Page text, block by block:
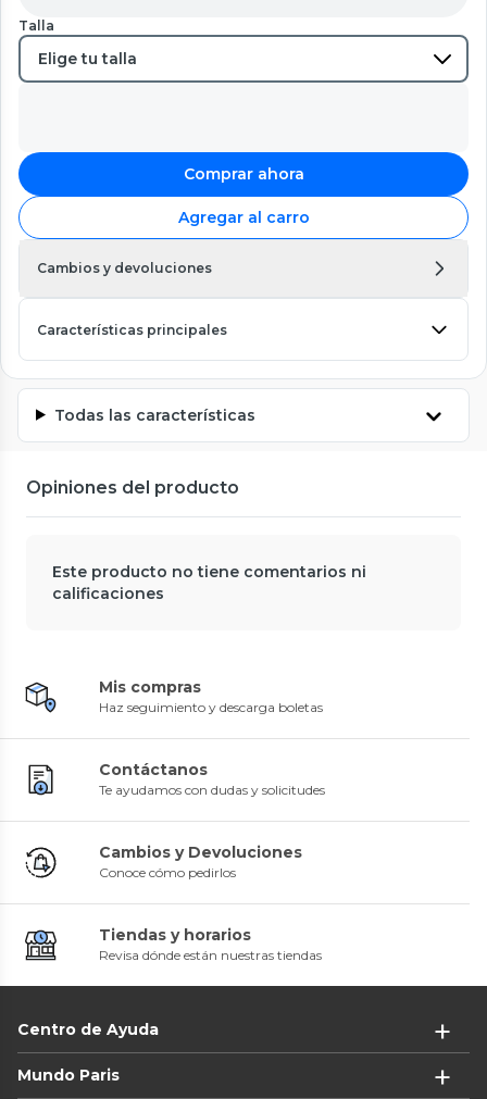
Talla
Comprar ahora
Agregar al carro
Cambios y devoluciones
Características principales
Todas las características
Opiniones del producto
Este producto no tiene comentarios ni
calificaciones
Mis compras
Haz seguimiento y descarga boletas
Contáctanos
Te ayudamos con dudas y solicitudes
Cambios y Devoluciones
Conoce cómo pedirlos
Tiendas y horarios
Revisa dónde están nuestras tiendas
Centro de Ayuda
Mundo Paris